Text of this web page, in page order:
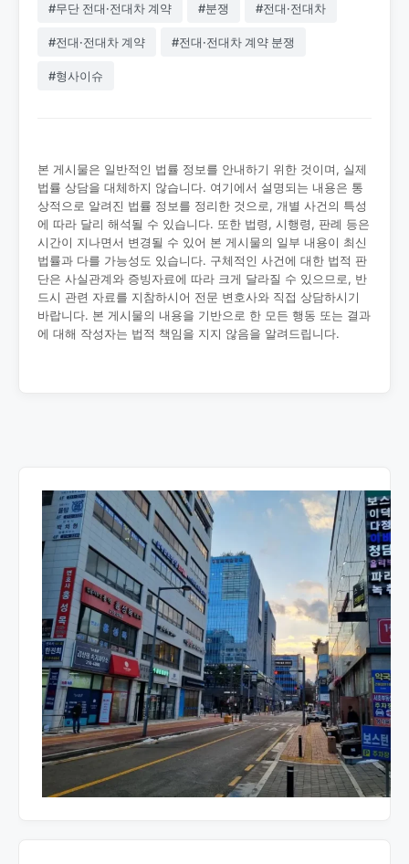
#무단 전대·전대차 계약 #분쟁 #전대·전대차
#전대·전대차 계약 #전대·전대차 계약 분쟁
#형사이슈
본 게시물은 일반적인 법률 정보를 안내하기 위한 것이며, 실제
법률 상담을 대체하지 않습니다. 여기에서 설명되는 내용은 통
상적으로 알려진 법률 정보를 정리한 것으로, 개별 사건의 특성
에 따라 달리 해석될 수 있습니다. 또한 법령, 시행령, 판례 등은
시간이 지나면서 변경될 수 있어 본 게시물의 일부 내용이 최신
법률과 다를 가능성도 있습니다. 구체적인 사건에 대한 법적 판
단은 사실관계와 증빙자료에 따라 크게 달라질 수 있으므로, 반
드시 관련 자료를 지참하시어 전문 변호사와 직접 상담하시기
바랍니다. 본 게시물의 내용을 기반으로 한 모든 행동 또는 결과
에 대해 작성자는 법적 책임을 지지 않음을 알려드립니다.